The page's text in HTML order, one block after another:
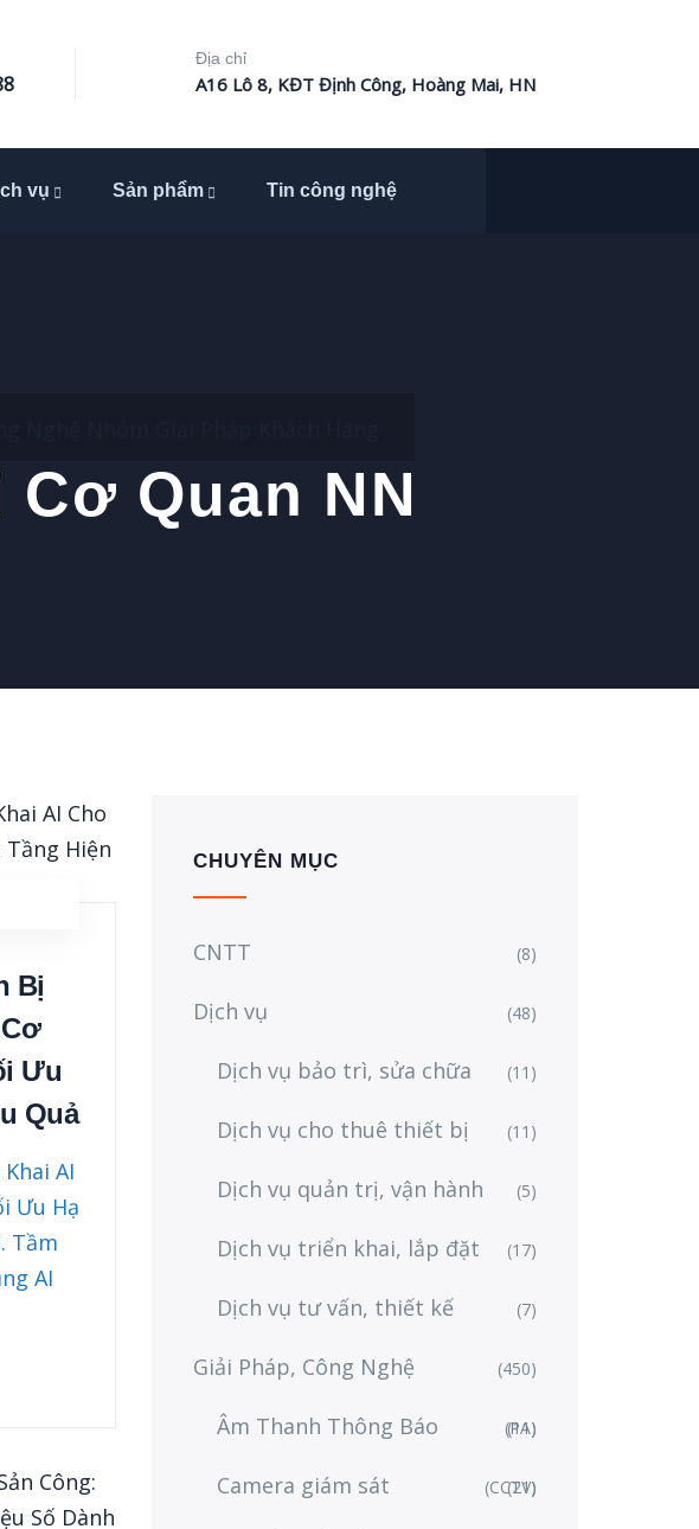
Địa chỉ
A16 Lô 8, KĐT Định Công, Hoàng Mai, HN
vụ Sản phẩm Tin công nghệ
Quan NN
Bị
Ưu
Quả
AI
Ưu Hạ
Tầm
AI
CHUYÊN MỤC
CNTT (8)
Dịch vụ (48)
Dịch vụ bảo trì, sửa chữa (11)
Dịch vụ cho thuê thiết bị (11)
Dịch vụ quản trị, vận hành (5)
Dịch vụ triển khai, lắp đặt (17)
Dịch vụ tư vấn, thiết kế (7)
Giải Pháp, Công Nghệ (450)
Âm Thanh Thông Báo (PA)
(11)
Camera giám sát (CCTV)
(21)